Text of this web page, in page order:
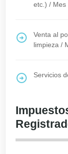
etc.) / Mes
Venta al
limpieza /
Servicios